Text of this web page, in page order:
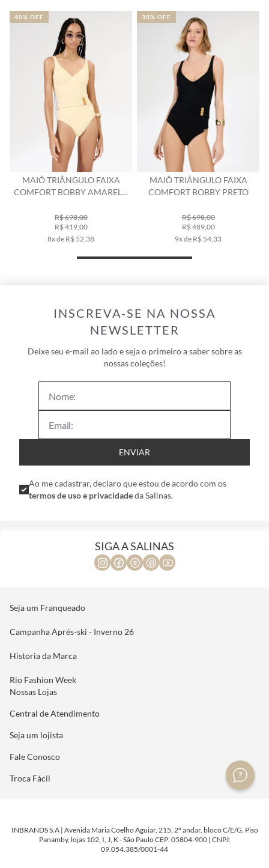
MAIÔ TRIÂNGULO FAIXA
COMFORT BOBBY PRETO
R$ 698,00
R$ 489,00
9x de R$ 54,33
30% OFF
MAIÔ BUSTIÊ AMARRAÇÕES
BOBBY BRANCO
R$ 698,00
10x de R$ 69,80
INSCREVA-SE NA NOSSA
NEWSLETTER
Deixe seu e-mail ao lado e seja o primeiro a saber sobre as
nossas coleções!
ENVIAR
Ao me cadastrar, declaro que estou de acordo com os
termos de uso e privacidadeda Salinas.
SIGA A SALINAS
Seja um Franqueado
Campanha Aprés-ski - Inverno 26
Historia da Marca
Rio Fashion Week
Nossas Lojas
Central de Atendimento
Seja um lojista
Fale Conosco
Troca Fácil
INBRANDS S.A | Avenida Maria Coelho Aguiar, 215, 2º andar, bloco C/E/G, Piso
Panamby, lojas 102, I, J, K - São Paulo CEP: 05804-900 | CNPJ:
09.054.385/0001-44